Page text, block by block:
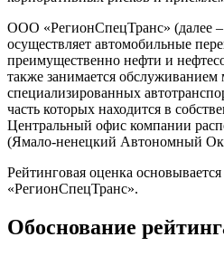
ООО «РегионСпецТранс» (далее
осуществляет автомобильные
преимущественно нефти и
также занимается
специализированных
часть которых находится в
Центральный офис компании
(Ямало-ненецкий Автономный
Рейтинговая оценка
«РегионСпецТранс».
Обоснование